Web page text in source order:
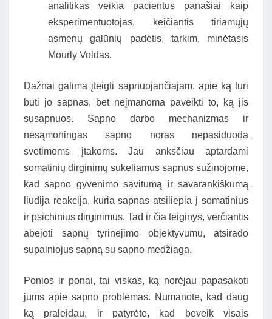
analitikas veikia pacientus panašiai kaip
eksperimentuotojas, keičiantis tiriamųjų
asmenų galūnių padėtis, tarkim, minėtasis
Mourly Voldas.
Dažnai galima įteigti sapnuojančiajam, apie ką turi
būti jo sapnas, bet neįmanoma paveikti to, ką jis
susapnuos. Sapno darbo mechanizmas ir
nesąmoningas sapno noras nepasiduoda
svetimoms įtakoms. Jau anksčiau aptardami
somatinių dirginimų sukeliamus sapnus sužinojome,
kad sapno gyvenimo savitumą ir savarankiškumą
liudija reakcija, kuria sapnas atsiliepia į somatinius
ir psichinius dirginimus. Tad ir čia teiginys, verčiantis
abejoti sapnų tyrinėjimo objektyvumu, atsirado
supainiojus sapną su sapno medžiaga.
Ponios ir ponai, tai viskas, ką norėjau papasakoti
jums apie sapno problemas. Numanote, kad daug
ką praleidau, ir patyrėte, kad beveik visais